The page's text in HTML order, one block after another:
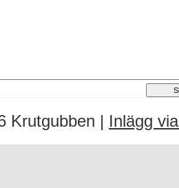
Krutgubben | Inlägg